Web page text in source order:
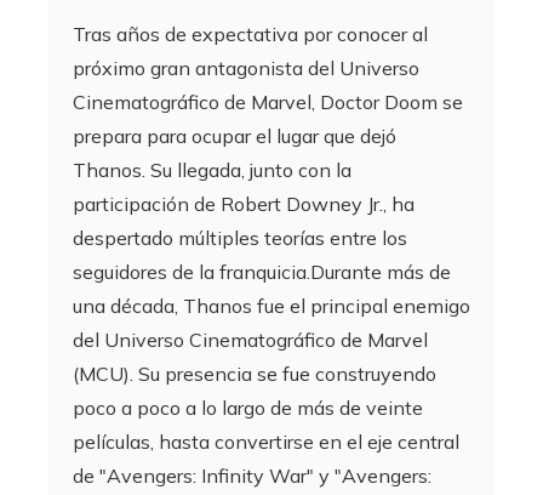
Tras años de expectativa por conocer al
próximo gran antagonista del Universo
Cinematográfico de Marvel, Doctor Doom se
prepara para ocupar el lugar que dejó
Thanos. Su llegada, junto con la
participación de Robert Downey Jr., ha
despertado múltiples teorías entre los
seguidores de la franquicia.Durante más de
una década, Thanos fue el principal enemigo
del Universo Cinematográfico de Marvel
(MCU). Su presencia se fue construyendo
poco a poco a lo largo de más de veinte
películas, hasta convertirse en el eje central
de "Avengers: Infinity War" y "Avengers: